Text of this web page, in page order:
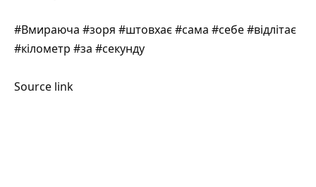
#Вмираюча #зоря #штовхає #сама #себе #відлітає
#кілометр #за #секунду
Source link